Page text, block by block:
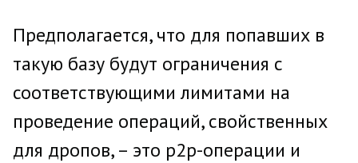
Предполагается, что для попавших в
такую базу будут ограничения с
соответствующими лимитами на
проведение операций, свойственных
для дропов, – это p2p-операции и